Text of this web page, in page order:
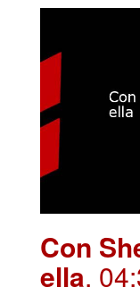
Con
ella.